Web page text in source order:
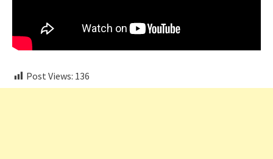
Post Views: 136